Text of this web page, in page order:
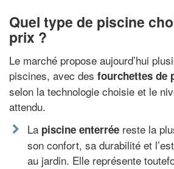
Quel type de piscine
prix ?
Le marché propose aujourd’hui
piscines, avec des fourchettes de
selon la technologie choisie et le
attendu.
La piscine enterrée reste la
son confort, sa durabilité et
au jardin. Elle représente